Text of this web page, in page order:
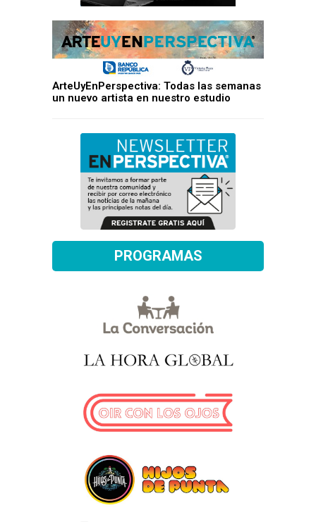
ArteUyEnPerspectiva: Todas las semanas
un nuevo artista en nuestro estudio
PROGRAMAS